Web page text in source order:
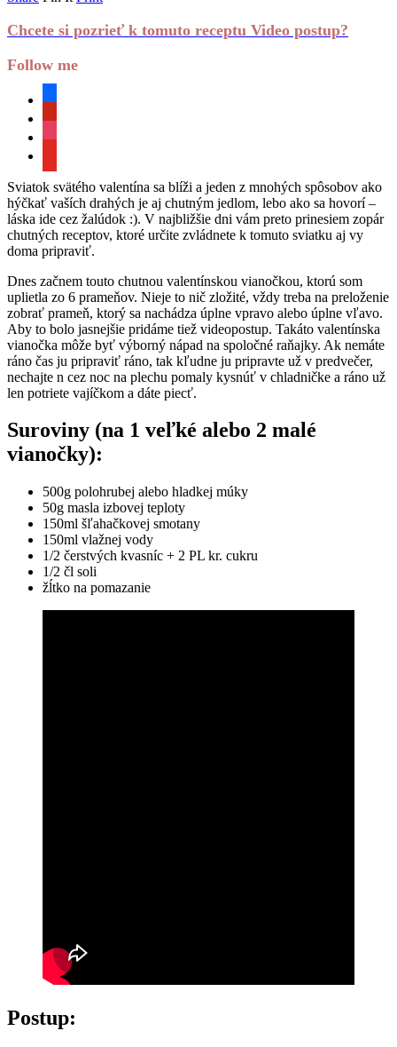
Chcete si pozrieť k tomuto receptu Video postup?
Follow me
Sviatok svätého valentína sa blíži a jeden z mnohých spôsobov ako
hýčkať vaších drahých je aj chutným jedlom, lebo ako sa hovorí –
láska ide cez žalúdok :). V najbližšie dni vám preto prinesiem zopár
chutných receptov, ktoré určite zvládnete k tomuto sviatku aj vy
doma pripraviť.
Dnes začnem touto chutnou valentínskou vianočkou, ktorú som
uplietla zo 6 prameňov. Nieje to nič zložité, vždy treba na preloženie
zobrať prameň, ktorý sa nachádza úplne vpravo alebo úplne vľavo.
Aby to bolo jasnejšie pridáme tiež videopostup. Takáto valentínska
vianočka môže byť výborný nápad na spoločné raňajky. Ak nemáte
ráno čas ju pripraviť ráno, tak kľudne ju pripravte už v predvečer,
nechajte n cez noc na plechu pomaly kysnúť v chladničke a ráno už
len potriete vajíčkom a dáte piecť.
Suroviny (na 1 veľké alebo 2 malé
vianočky):
500g polohrubej alebo hladkej múky
50g masla izbovej teploty
150ml šľahačkovej smotany
150ml vlažnej vody
1/2 čerstvých kvasníc + 2 PL kr. cukru
1/2 čl soli
žĺtko na pomazanie
Postup: